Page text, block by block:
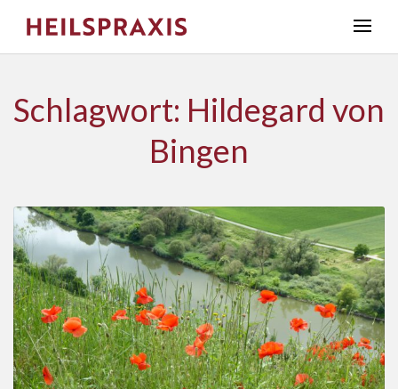
Schlagwort: Hildegard von
Bingen